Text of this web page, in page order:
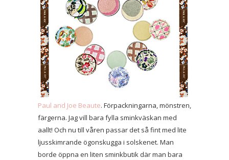
Paul and Joe Beaute. Förpackningarna, mönstren,
färgerna. Jag vill bara fylla sminkväskan med
aallt! Och nu till våren passar det så fint med lite
ljusskimrande ögonskugga i solskenet. Man
borde öppna en liten sminkbutik där man bara